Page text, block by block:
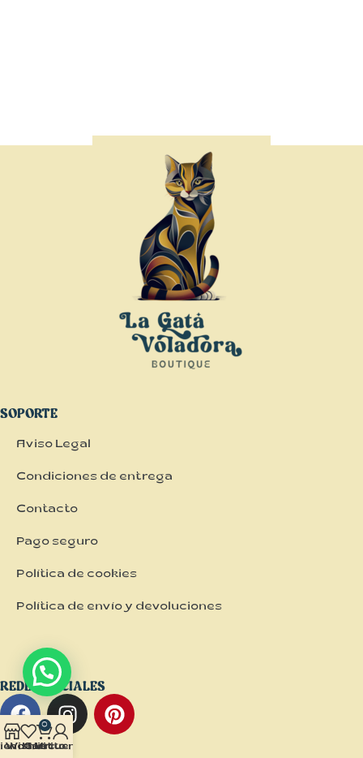
SOPORTE
Aviso Legal
Condiciones de entrega
Contacto
Pago seguro
Política de cookies
Política de envío y devoluciones
REDES SOCIALES
Wishlist
0
Carrito
Mi cuenta